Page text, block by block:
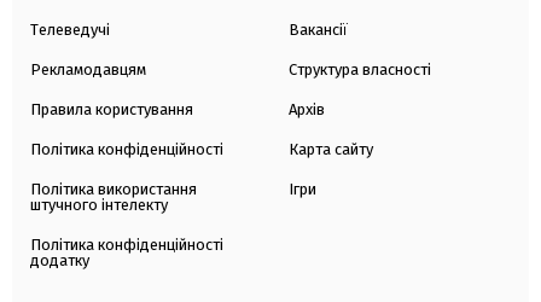
Телеведучі
Рекламодавцям
Правила користування
Політика конфіденційності
Політика використання
штучного інтелекту
Політика конфіденційності
додатку
Вакансії
Структура власності
Архів
Карта сайту
Ігри